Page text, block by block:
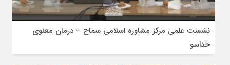
نشست علمی مرکز مشاوره اسلامی سماح – درمان معنوی
خداسو